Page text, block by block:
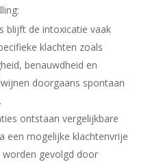
blijft de intoxicatie vaak
klachten zoals
benauwdheid en
doorgaans spontaan
ontstaan vergelijkbare
een mogelijke klachtenvrije
gevolgd door